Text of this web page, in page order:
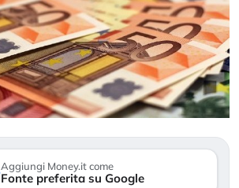
Aggiungi Money.it come
Fonte preferita su Google